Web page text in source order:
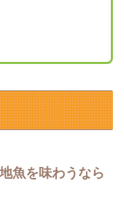
魚を味わうなら